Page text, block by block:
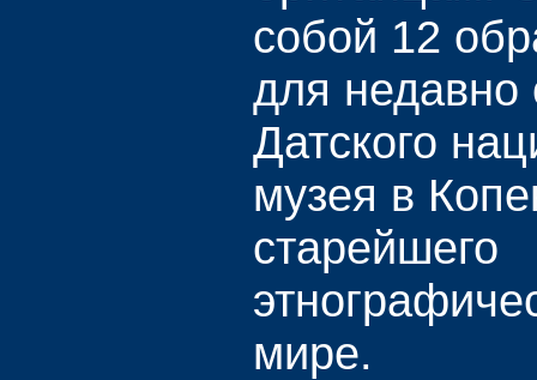
собой 12
для недавно
Датского
музея в
старейшего
мире.